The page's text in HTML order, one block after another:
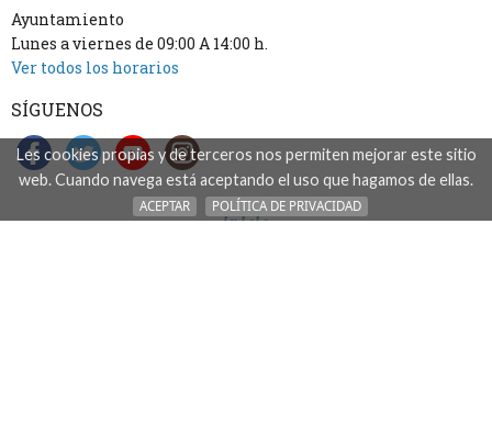
Les cookies propias y de terceros nos permiten mejorar este sitio
web. Cuando navega está aceptando el uso que hagamos de ellas.
ACEPTAR POLÍTICA DE PRIVACIDAD
Ayuntamiento
Lunes a viernes de 09:00 A 14:00 h.
Ver todos los horarios
SÍGUENOS
inicio